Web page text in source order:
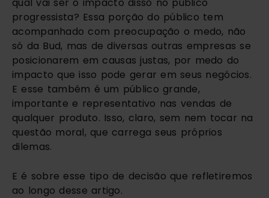
progressista? Essa porção do público tem
acompanhado com preocupação o medo, não
só da Bud, mas de diversas outras empresas se
posicionarem em causas justas, por medo do
impacto que isso pode gerar em seus negócios.
E esse também é um público grande,
importante e representativo nas vendas de
qualquer produto. Isso, claro, sem nem tocar na
questão moral, que carrega seus próprios
dilemas.
E é sobre esse tipo de decisão que refletiremos
ao longo desse artigo.